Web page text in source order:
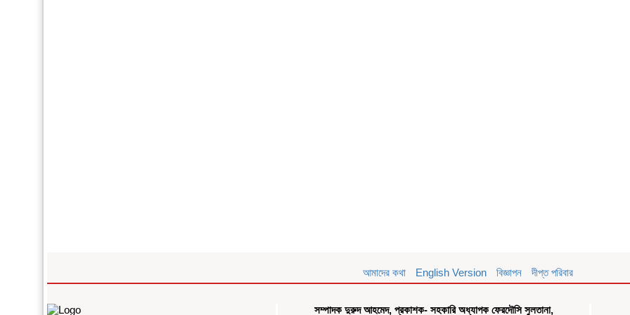
আমাদের কথা English Version বিজ্ঞাপন দীপ্ত পরিবার
সম্পাদক দুরুদ আহমেদ, প্রকাশক- সহকারি অধ্যাপক ফেরদৌসি সুলতানা,